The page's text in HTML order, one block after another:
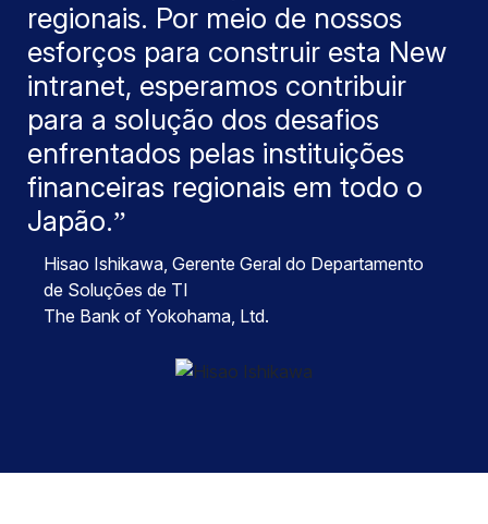
regionais. Por meio de nossos
esforços para construir esta New
intranet, esperamos contribuir
para a solução dos desafios
enfrentados pelas instituições
financeiras regionais em todo o
Japão.
Hisao Ishikawa , Gerente Geral do Departamento
de Soluções de TI
The Bank of Yokohama, Ltd.